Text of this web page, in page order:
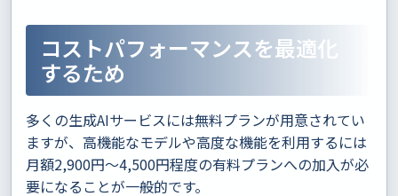
コストパフォーマンスを最適化
するため
多くの生成AIサービスには無料プランが用意されてい
ますが、高機能なモデルや高度な機能を利用するには
月額2,900円〜4,500円程度の有料プランへの加入が必
要になることが一般的です。